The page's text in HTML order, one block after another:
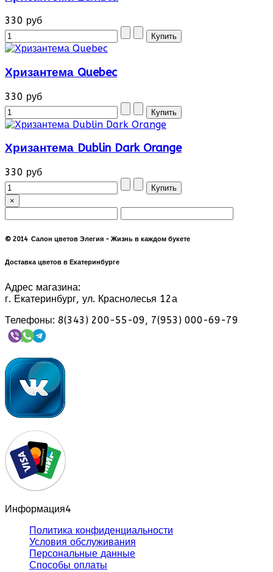
330 руб
Хризантема Quebec
330 руб
Хризантема Dublin Dark Orange
330 руб
×
© 2014 Салон цветов Элегия - Жизнь в каждом букете
Доставка цветов в Екатеринбурге
Адрес магазина:
г. Екатеринбург, ул. Краснолесья 12а
Телефоны: 8(343) 200-55-09, 7(953) 000-69-79
Информация4
Политика конфиденциальности
Условия обслуживания
Персональные данные
Способы оплаты